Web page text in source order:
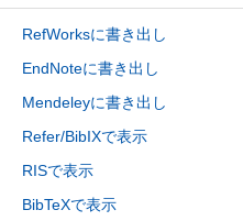
RefWorksに書き出し
EndNoteに書き出し
Mendeleyに書き出し
Refer/BibIXで表示
RISで表示
BibTeXで表示